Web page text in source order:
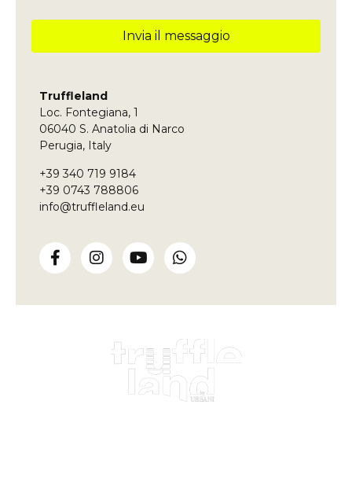
Invia il messaggio
deve
essere
lasciato
vuoto
Truffleland
Loc. Fontegiana, 1
06040 S. Anatolia di Narco
Perugia, Italy
+39 340 719 9184
+39 0743 788806
info@truffleland.eu